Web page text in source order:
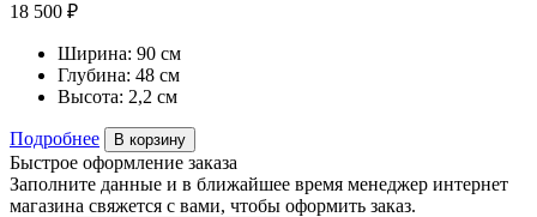
18 500 ₽
Ширина: 90 см
Глубина: 48 см
Высота: 2,2 см
Подробнее В корзину
Быстрое оформление заказа
Заполните данные и в ближайшее время менеджер интернет
магазина свяжется с вами, чтобы оформить заказ.